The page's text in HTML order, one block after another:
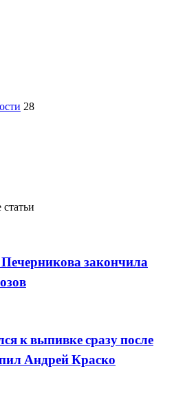
28
закончила
к выпивке сразу после
Андрей Краско